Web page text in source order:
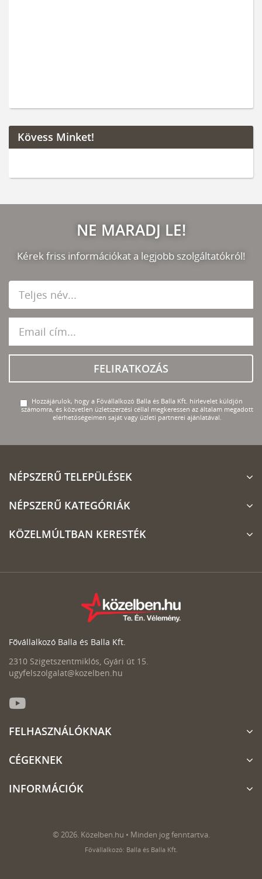
Kövess Minket!
NE MARADJ LE!
Kérek friss információkat a legjobb szolgáltatókról!
FELIRATKOZÁS
Hozzájárulok, hogy a Fővállalkozó Balla és Balla Kft. hírlevelet küldjön
számomra, és közvetlen üzletszerzési céllal megkeressen az általam megadott
elérhetőségeimen saját vagy üzleti partnerei ajánlatával.
NÉPSZERŰ TELEPÜLÉSEK
NÉPSZERŰ KATEGÓRIÁK
KÖZELMÚLTBAN KERESTÉK
Fővállalkozó Balla és Balla Kft.
2310 Szigetszentmiklós, Gyári út 15.
ugyfelszolgalat@kozelben.hu
FELHASZNÁLÓKNAK
CÉGEKNEK
INFORMÁCIÓK
© 2026. Közelben.hu • Minden jog fenntartva.
Fővállalkozó: Balla és Balla Kft.